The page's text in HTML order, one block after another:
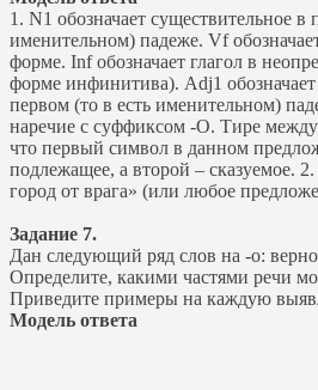
1. N1 обозначает существительное в
именительном) падеже. Vf
форме. Inf обозначает глагол в
форме инфинитива). Adj1 обозначает
первом (то в есть именительном)
наречие с суффиксом -О. Тире между
что первый символ в данном
подлежащее, а второй – сказуемое.
город от врага» (или любое
Задание 7.
Дан следующий ряд слов на -о:
Определите, какими частями речи
Приведите примеры на каждую
Модель ответа